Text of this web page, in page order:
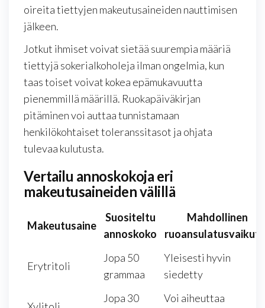
oireita tiettyjen makeutusaineiden nauttimisen
jälkeen.
Jotkut ihmiset voivat sietää suurempia määriä
tiettyjä sokerialkoholeja ilman ongelmia, kun
taas toiset voivat kokea epämukavuutta
pienemmillä määrillä. Ruokapäiväkirjan
pitäminen voi auttaa tunnistamaan
henkilökohtaiset toleranssitasot ja ohjata
tulevaa kulutusta.
Vertailu annoskokoja eri
makeutusaineiden välillä
Makeutusaine
Suositeltu
annoskoko
Mahdollinen
Erytritoli
Jopa 50
grammaa
Yleisesti hyvin
siedetty
Jopa 30
Voi aiheuttaa